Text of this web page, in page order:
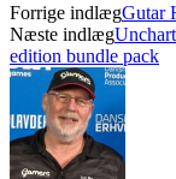
Forrige indlægGutar
Næste indlæg
edition bundle pack